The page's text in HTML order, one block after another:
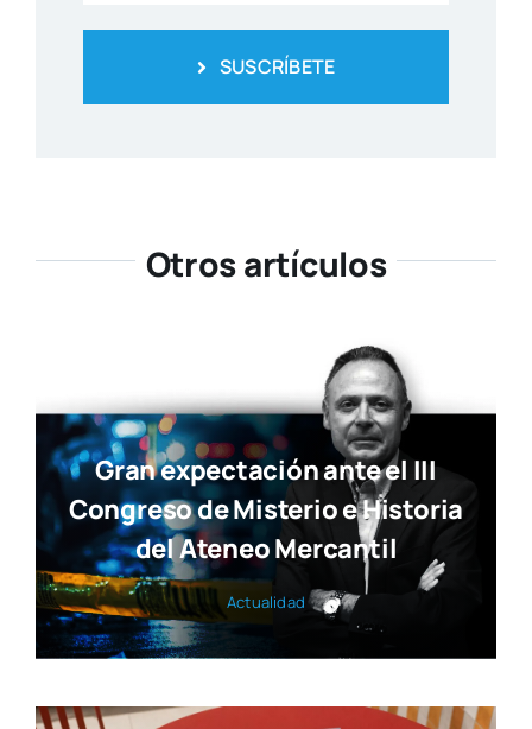
Otros artículos
Gran expectación ante el III
del Ateneo Mercantil
Actua­li­dad
Ya está disponible la nueva